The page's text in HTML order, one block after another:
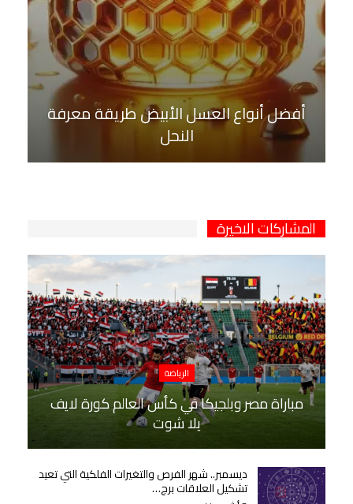
أفضل أنواع العسل الأبيض طريقة معرفة
النحل
المشاركات الاخيرة
الرياضة
مباراة مصر وبلجيكا في كأس العالم كورة لايف
يلا شوت
ديسمبر.. شهر الفرص والتغيرات الفلكية التي تعيد
تشكيل العلاقات برج…